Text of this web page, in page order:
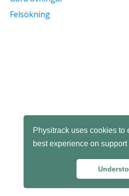
Physitrack uses cookies to
best experience on support
Felsökning